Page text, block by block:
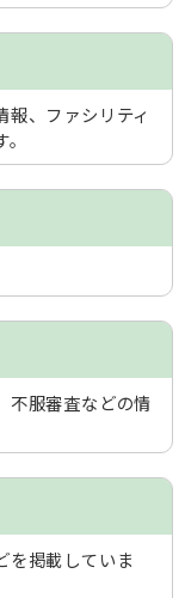
、ファシリティ
不服審査などの情
を掲載していま